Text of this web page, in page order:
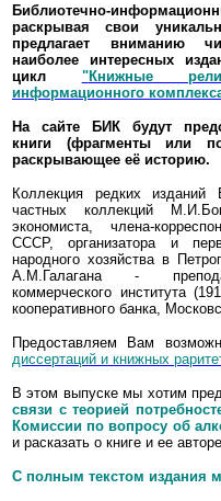
Библиотечно-
раскрывая свои
предлагает вниманию
наиболее интересных
цикл "Книжные
информационного
На сайте БИК будут
книги (фрагменты или
раскрывающее её историю.
Коллекция редких
частных коллекций
экономиста, члена-
СССР, организатора и
народного хозяйства в
А.М.Галагана -
коммерческого института
кооперативного банка,
Предоставляем Вам
диссертаций и книжных
В этом выпуске мы хотим
связи с теорией
Комиссии по вопросу об
и расказать о книге и ее
С полным текстом издания